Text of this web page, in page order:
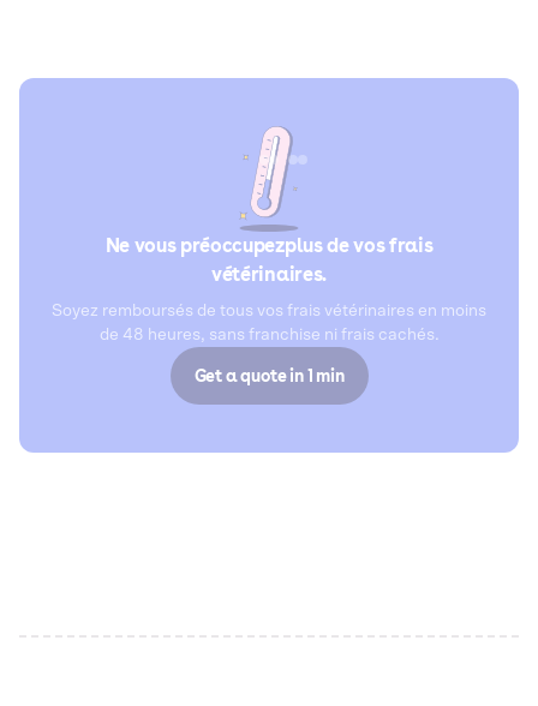
Ne vous préoccupezplus de vos frais
vétérinaires.
Soyez remboursés de tous vos frais vétérinaires en moins
de 48 heures, sans franchise ni frais cachés.
Get a quote in 1 min